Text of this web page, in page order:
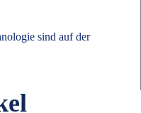
sind auf der